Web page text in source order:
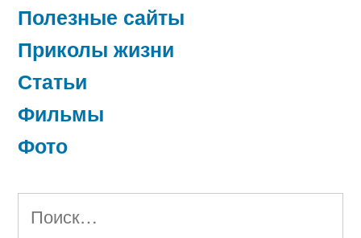
Полезные сайты
Приколы жизни
Статьи
Фильмы
Фото
Найти: